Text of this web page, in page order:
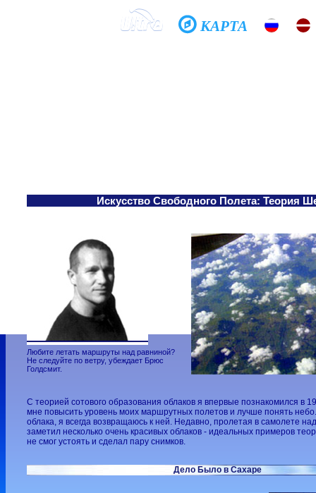
КАРТА
Искусство Cвободного Полета: Теория
Любите летать маршруты над равниной?
Не следуйте по ветру, убеждает Брюс
Голдсмит.
С теорией сотового образования облаков я впервые познакомился в
мне повысить уровень моих маршрутных полетов и лучше понять
облака, я всегда возвращаюсь к ней. Недавно, пролетая в самолете
заметил несколько очень красивых облаков - идеальных примеров
не cмог устоять и сделал пару снимков.
Дело Было в Сахаре